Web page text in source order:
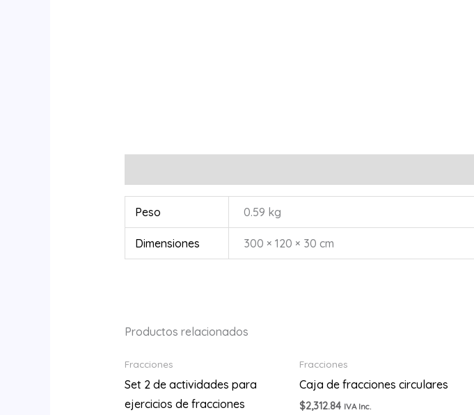
Peso 0.59 kg
Dimensiones 300 × 120 × 30 cm
Productos relacionados
Fracciones
Set 2 de actividades para
ejercicios de fracciones
Fracciones
Caja de fracciones circulares
$2,312.84 IVA Inc.